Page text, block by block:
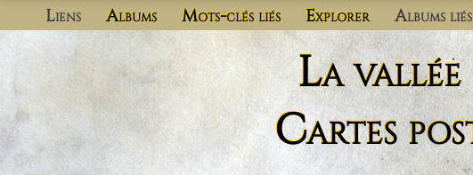
Liens Albums Mots-clés liés Explorer Albums liés
La
Cartes